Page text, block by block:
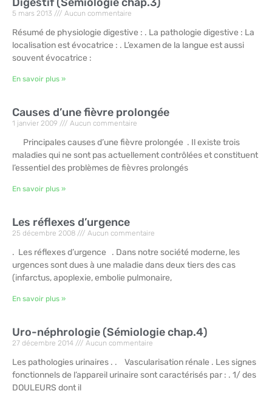
5 mars 2013 Aucun commentaire
Résumé de physiologie digestive : . La pathologie digestive : La
localisation est évocatrice : . L’examen de la langue est aussi
souvent évocatrice :
En savoir plus »
Causes d’une fièvre prolongée
1 janvier 2009 Aucun commentaire
Principales causes d’une fièvre prolongée . Il existe trois
maladies qui ne sont pas actuellement contrôlées et constituent
l’essentiel des problèmes de fièvres prolongés
En savoir plus »
Les réflexes d’urgence
25 décembre 2008 Aucun commentaire
. Les réflexes d’urgence . Dans notre société moderne, les
urgences sont dues à une maladie dans deux tiers des cas
(infarctus, apoplexie, embolie pulmonaire,
En savoir plus »
Uro-néphrologie (Sémiologie chap.4)
27 décembre 2014 Aucun commentaire
Les pathologies urinaires . . Vascularisation rénale . Les signes
fonctionnels de l’appareil urinaire sont caractérisés par : . 1/ des
DOULEURS dont il